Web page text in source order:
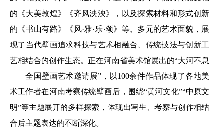
的《大美敦煌》《齐风泱泱》，以及探索材料和形式创新
的《书山有路》《风·雅·乐·颂》等。多元的艺术面貌，展
现了当代壁画追求科技与艺术相融合、传统技法与创新工
艺相结合的创作生态。正在河南省美术馆展出的“大河不息
——全国壁画艺术邀请展”，以100余件作品体现了各地美
术工作者在河南考察传统壁画后，围绕“黄河文化”“中原文
明”等主题展开的多样探索，体现出写生、考察与创作相结
合后主题表达的不断深化。